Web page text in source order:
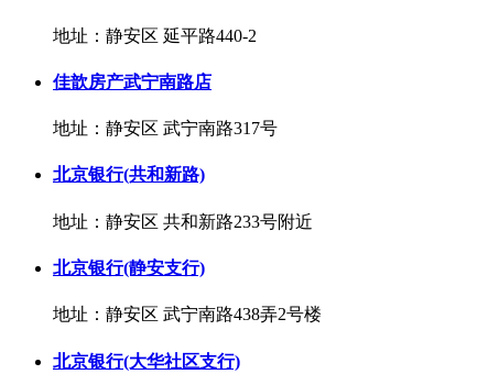
地址：静安区 延平路440-2
佳歆房产武宁南路店
地址：静安区 武宁南路317号
北京银行(共和新路)
地址：静安区 共和新路233号附近
北京银行(静安支行)
地址：静安区 武宁南路438弄2号楼
北京银行(大华社区支行)